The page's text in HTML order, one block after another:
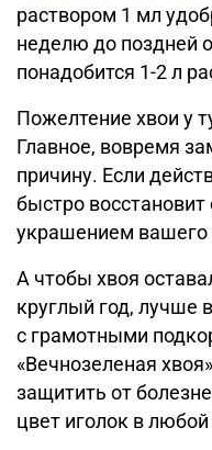
раствором 1 мл
неделю до поздней
понадобится 1-2 л
Пожелтение хвои у
Главное, вовремя
причину. Если
быстро
украшением вашего
А чтобы хвоя
круглый год, лучше
с грамотными
«Вечнозеленая
защитить от
цвет иголок в любой